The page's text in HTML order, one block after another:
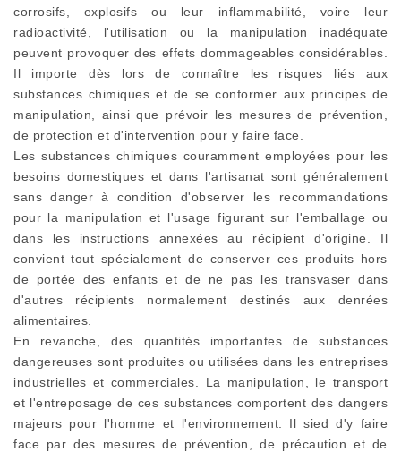
corrosifs, explosifs ou leur inflammabilité, voire leur
radioactivité, l'utilisation ou la manipulation inadéquate
peuvent provoquer des effets dommageables considérables.
Il importe dès lors de connaître les risques liés aux
substances chimiques et de se conformer aux principes de
manipulation, ainsi que prévoir les mesures de prévention,
de protection et d'intervention pour y faire face.
Les substances chimiques couramment employées pour les
besoins domestiques et dans l'artisanat sont généralement
sans danger à condition d'observer les recommandations
pour la manipulation et l'usage figurant sur l'emballage ou
dans les instructions annexées au récipient d'origine. Il
convient tout spécialement de conserver ces produits hors
de portée des enfants et de ne pas les transvaser dans
d'autres récipients normalement destinés aux denrées
alimentaires.
En revanche, des quantités importantes de substances
dangereuses sont produites ou utilisées dans les entreprises
industrielles et commerciales. La manipulation, le transport
et l'entreposage de ces substances comportent des dangers
majeurs pour l'homme et l'environnement. Il sied d'y faire
face par des mesures de prévention, de précaution et de